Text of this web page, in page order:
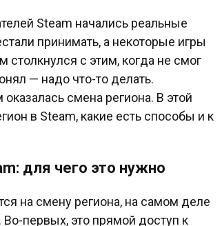
Steam начались реальные
принимать, а некоторые игры
столкнулся с этим, когда не смог
— надо что-то делать.
смена региона. В этой
в Steam, какие есть способы и к
для чего это нужно
на смену региона, на самом деле
Во-первых, это прямой доступ к